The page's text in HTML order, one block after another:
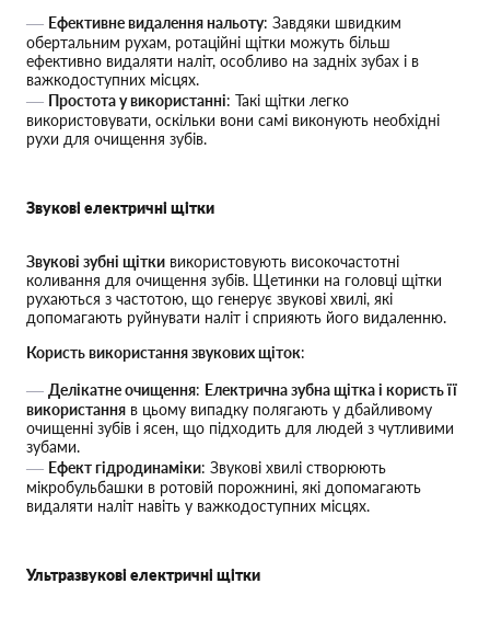
Ефективне видалення нальоту: Завдяки швидким
обертальним рухам, ротаційні щітки можуть більш
ефективно видаляти наліт, особливо на задніх зубах і в
важкодоступних місцях.
Простота у використанні: Такі щітки легко
використовувати, оскільки вони самі виконують необхідні
рухи для очищення зубів.
Звукові електричні щітки
Звукові зубні щітки використовують високочастотні
коливання для очищення зубів. Щетинки на головці щітки
рухаються з частотою, що генерує звукові хвилі, які
допомагають руйнувати наліт і сприяють його видаленню.
Користь використання звукових щіток:
Делікатне очищення: Електрична зубна щітка і користь її
використання в цьому випадку полягають у дбайливому
очищенні зубів і ясен, що підходить для людей з чутливими
зубами.
Ефект гідродинаміки: Звукові хвилі створюють
мікробульбашки в ротовій порожнині, які допомагають
видаляти наліт навіть у важкодоступних місцях.
Ультразвукові електричні щітки